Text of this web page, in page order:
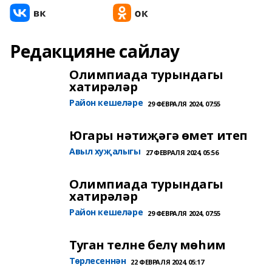
Редакцияне сайлау
Олимпиада турындагы
хатирәләр
Район кешеләре 29 ФЕВРАЛЯ 2024, 07:55
Югары нәтиҗәгә өмет итеп
Авыл хуҗалыгы 27 ФЕВРАЛЯ 2024, 05:56
Олимпиада турындагы
хатирәләр
Район кешеләре 29 ФЕВРАЛЯ 2024, 07:55
Туган телне белү мөһим
Төрлесеннән 22 ФЕВРАЛЯ 2024, 05:17